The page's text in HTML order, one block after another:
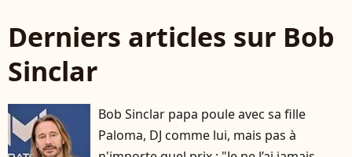
Derniers articles sur Bob
Sinclar
Bob Sinclar papa poule avec sa fille
Paloma, DJ comme lui, mais pas à